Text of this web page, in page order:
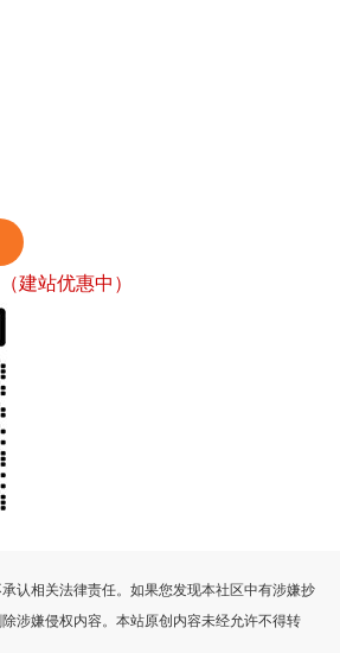
建站优惠中）
认相关法律责任。如果您发现本社区中有涉嫌抄
涉嫌侵权内容。本站原创内容未经允许不得转